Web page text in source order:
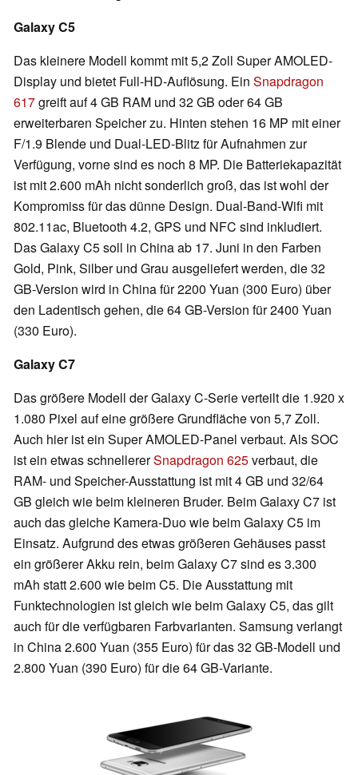
Galaxy C5
Das kleinere Modell kommt mit 5,2 Zoll Super AMOLED-
Display und bietet Full-HD-Auflösung. Ein Snapdragon
617greift auf 4 GB RAM und 32 GB oder 64 GB
erweiterbaren Speicher zu. Hinten stehen 16 MP mit einer
F/1.9 Blende und Dual-LED-Blitz für Aufnahmen zur
Verfügung, vorne sind es noch 8 MP. Die Batteriekapazität
ist mit 2.600 mAh nicht sonderlich groß, das ist wohl der
Kompromiss für das dünne Design. Dual-Band-Wifi mit
802.11ac, Bluetooth 4.2, GPS und NFC sind inkludiert.
Das Galaxy C5 soll in China ab 17. Juni in den Farben
Gold, Pink, Silber und Grau ausgeliefert werden, die 32
GB-Version wird in China für 2200 Yuan (300 Euro) über
den Ladentisch gehen, die 64 GB-Version für 2400 Yuan
(330 Euro).
Galaxy C7
Das größere Modell der Galaxy C-Serie verteilt die 1.920 x
1.080 Pixel auf eine größere Grundfläche von 5,7 Zoll.
Auch hier ist ein Super AMOLED-Panel verbaut. Als SOC
ist ein etwas schnellererSnapdragon 625verbaut, die
RAM- und Speicher-Ausstattung ist mit 4 GB und 32/64
GB gleich wie beim kleineren Bruder. Beim Galaxy C7 ist
auch das gleiche Kamera-Duo wie beim Galaxy C5 im
Einsatz. Aufgrund des etwas größeren Gehäuses passt
ein größerer Akku rein, beim Galaxy C7 sind es 3.300
mAh statt 2.600 wie beim C5. Die Ausstattung mit
Funktechnologien ist gleich wie beim Galaxy C5, das gilt
auch für die verfügbaren Farbvarianten. Samsung verlangt
in China 2.600 Yuan (355 Euro) für das 32 GB-Modell und
2.800 Yuan (390 Euro) für die 64 GB-Variante.